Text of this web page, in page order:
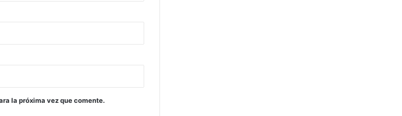
la próxima vez que comente.